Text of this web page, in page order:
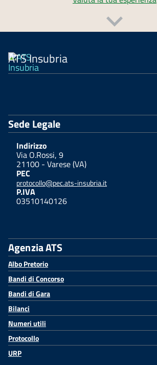
ATS Insubria
Sede Legale
Indirizzo
Via O.Rossi, 9
21100 - Varese (VA)
PEC
protocollo@pec.ats-insubria.it
P.IVA
03510140126
Agenzia ATS
Albo Pretorio
Bandi di Concorso
Bandi di Gara
Bilanci
Numeri utili
Protocollo
URP